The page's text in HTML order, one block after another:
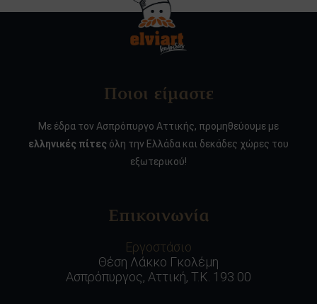
Ποιοι είμαστε
Με έδρα τον Ασπρόπυργο Αττικής, προμηθεύουμε με
ελληνικές πίτες όλη την Ελλάδα και δεκάδες χώρες του
εξωτερικού!
Επικοινωνία
Εργοστάσιο
Θέση Λάκκο Γκολέμη
Ασπρόπυργος, Αττική, Τ.Κ. 193 00